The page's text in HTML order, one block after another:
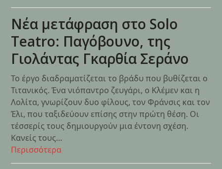
Νέα μετάφραση στο Solo
Teatro: Παγόβουνο, της
Γιολάντας Γκαρθία Σεράνο
Το έργο διαδραματίζεται το βράδυ που βυθίζεται ο
Τιτανικός. Ένα νιόπαντρο ζευγάρι, ο Κλέμεν και η
Λολίτα, γνωρίζουν δυο φίλους, τον Φράνσις και τον
Έλι, που ταξιδεύουν επίσης στην πρώτη θέση. Οι
τέσσερίς τους δημιουργούν μια έντονη σχέση.
Κανείς τους…
Περισσότερα